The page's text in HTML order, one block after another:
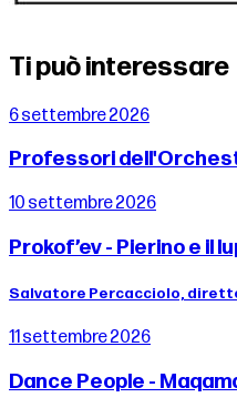
Ti può interessare
6 settembre 2026
Professori
10 settembre 2026
Prokof’ev - Pierino e il
Salvatore Percacciolo,
11 settembre 2026
Dance People -